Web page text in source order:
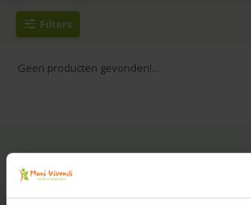
Filters
Geen producten gevonden!...
We♥health &